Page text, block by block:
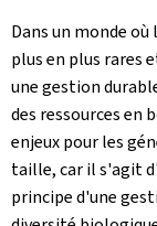
Dans un monde
plus en plus rares
une gestion
des ressources en
enjeux pour les
taille, car il s'agit
principe d'une